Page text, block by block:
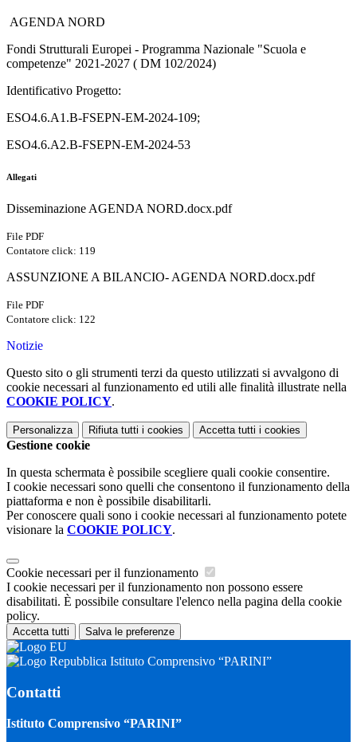
AGENDA NORD
Fondi Strutturali Europei - Programma Nazionale "Scuola e
competenze" 2021-2027 ( DM 102/2024)
Identificativo Progetto:
ESO4.6.A1.B-FSEPN-EM-2024-109;
ESO4.6.A2.B-FSEPN-EM-2024-53
Allegati
Disseminazione AGENDA NORD.docx.pdf
File PDF
Contatore click: 119
ASSUNZIONE A BILANCIO- AGENDA NORD.docx.pdf
File PDF
Contatore click: 122
Notizie
Questo sito o gli strumenti terzi da questo utilizzati si avvalgono di
cookie necessari al funzionamento ed utili alle finalità illustrate nella
COOKIE POLICY.
Personalizza Rifiuta tutti i cookies Accetta tutti i cookies
Gestione cookie
In questa schermata è possibile scegliere quali cookie consentire.
I cookie necessari sono quelli che consentono il funzionamento della
piattaforma e non è possibile disabilitarli.
Per conoscere quali sono i cookie necessari al funzionamento potete
visionare la COOKIE POLICY.
Cookie necessari per il funzionamento
I cookie necessari per il funzionamento non possono essere
disabilitati. È possibile consultare l'elenco nella pagina della cookie
policy.
Accetta tutti Salva le preferenze
Istituto Comprensivo “PARINI”
Contatti
Istituto Comprensivo “PARINI”